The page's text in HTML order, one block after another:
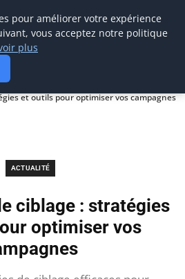
et outils pour optimiser vos campagnes
ACTUALITÉ
ciblage : stratégies
optimiser vos
pour améliorer votre expérience
vous acceptez notre politique
plus